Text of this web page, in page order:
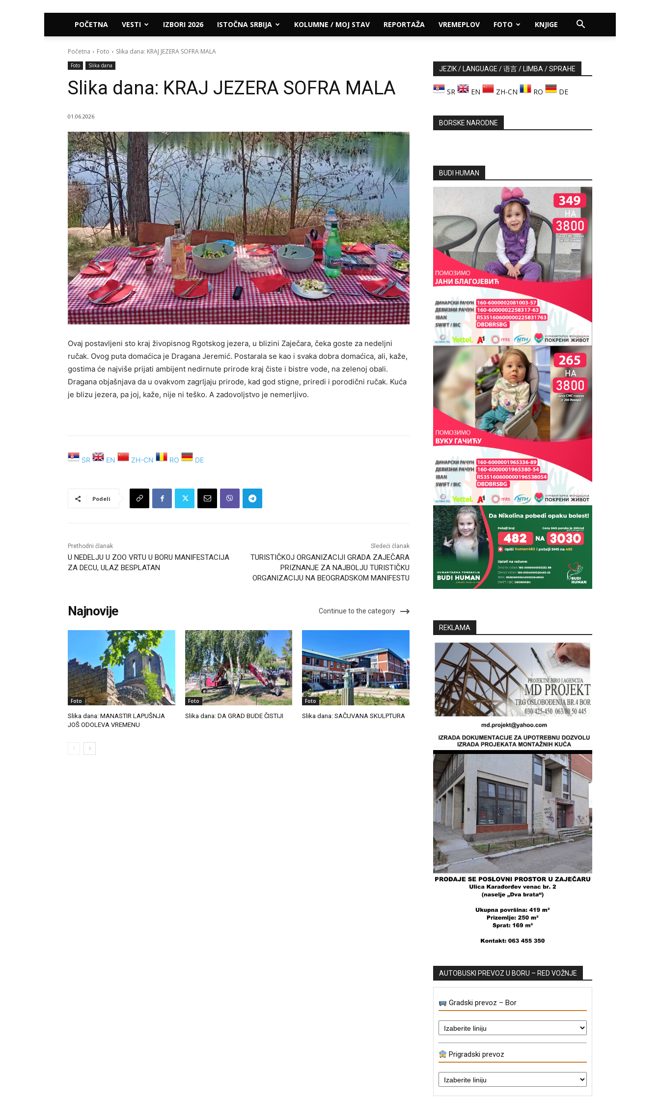
POČETNA VESTI IZBORI 2026 ISTOČNA SRBIJA KOLUMNE / MOJ STAV REPORTAŽA VREMEPLOV FOTO KNJIGE
Početna Foto Slika dana: KRAJ JEZERA SOFRA MALA
Foto Slika dana
Slika dana: KRAJ JEZERA SOFRA MALA
01.06.2026
Ovaj postavljeni sto kraj živopisnog Rgotskog jezera, u blizini Zaječara, čeka goste za nedeljni
ručak. Ovog puta domaćica je Dragana Jeremić. Postarala se kao i svaka dobra domaćica, ali, kaže,
gostima će najviše prijati ambijent nedirnute prirode kraj čiste i bistre vode, na zelenoj obali.
Dragana objašnjava da u ovakvom zagrljaju prirode, kad god stigne, priredi i porodični ručak. Kuća
je blizu jezera, pa joj, kaže, nije ni teško. A zadovoljstvo je nemerljivo.
SR EN ZH-CN RO DE
Podeli
Prethodni članak
U NEDELJU U ZOO VRTU U BORU MANIFESTACIJA
ZA DECU, ULAZ BESPLATAN
Sledeći članak
TURISTIČKOJ ORGANIZACIJI GRADA ZAJEČARA
PRIZNANJE ZA NAJBOLJU TURISTIČKU
ORGANIZACIJU NA BEOGRADSKOM MANIFESTU
Najnovije Continue to the category
Foto
Slika dana: MANASTIR LAPUŠNJA
JOŠ ODOLEVA VREMENU
Foto
Slika dana: DA GRAD BUDE ČISTIJI
Foto
Slika dana: SAČUVANA SKULPTURA
JEZIK / LANGUAGE / 语言 / LIMBA / SPRAHE
SR EN ZH-CN RO DE
BORSKE NARODNE
BUDI HUMAN
REKLAMA
AUTOBUSKI PREVOZ U BORU – RED VOŽNJE
Gradski prevoz – Bor
Prigradski prevoz